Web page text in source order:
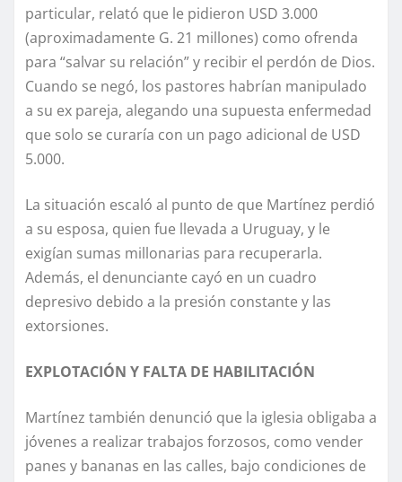
particular, relató que le pidieron USD 3.000
(aproximadamente G. 21 millones) como ofrenda
para “salvar su relación” y recibir el perdón de Dios.
Cuando se negó, los pastores habrían manipulado
a su ex pareja, alegando una supuesta enfermedad
que solo se curaría con un pago adicional de USD
5.000.
La situación escaló al punto de que Martínez perdió
a su esposa, quien fue llevada a Uruguay, y le
exigían sumas millonarias para recuperarla.
Además, el denunciante cayó en un cuadro
depresivo debido a la presión constante y las
extorsiones.
EXPLOTACIÓN Y FALTA DE HABILITACIÓN
Martínez también denunció que la iglesia obligaba a
jóvenes a realizar trabajos forzosos, como vender
panes y bananas en las calles, bajo condiciones de